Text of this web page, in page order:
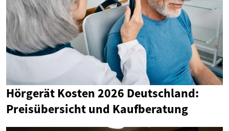
Hörgerät Kosten 2026 Deutschland:
Preisübersicht und Kaufberatung